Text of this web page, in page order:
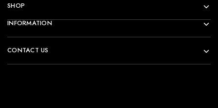
SHOP
INFORMATION
CONTACT US